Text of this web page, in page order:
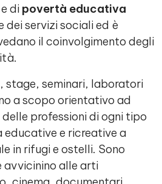
di povertà educativa
dei servizi sociali ed è
il coinvolgimento degli
stage, seminari, laboratori
a scopo orientativo ad
professioni di ogni tipo
e ricreative a
in rifugi e ostelli. Sono
alle arti